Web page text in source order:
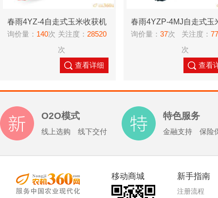
春雨4YZ-4自走式玉米收获机
询价量： 140次 关注度： 28520
次
查看详细
春雨4YZP-4MJ自走式玉
获机
询价量： 37次 关注度：
次
查看
O2O模式
线上选购 线下交付
特色服务
金融支持 保险
移动商城 新手指南
注册流程